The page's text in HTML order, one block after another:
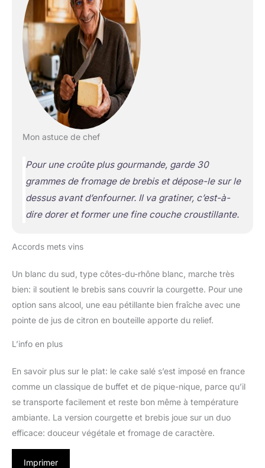
Mon astuce de chef
Pour une croûte plus gourmande, garde 30
grammes de fromage de brebis et dépose-le sur le
dessus avant d’enfourner. Il va gratiner, c’est-à-
dire dorer et former une fine couche croustillante.
Accords mets vins
Un blanc du sud, type côtes-du-rhône blanc, marche très
bien: il soutient le brebis sans couvrir la courgette. Pour une
option sans alcool, une eau pétillante bien fraîche avec une
pointe de jus de citron en bouteille apporte du relief.
L’info en plus
En savoir plus sur le plat: le cake salé s’est imposé en france
comme un classique de buffet et de pique-nique, parce qu’il
se transporte facilement et reste bon même à température
ambiante. La version courgette et brebis joue sur un duo
efficace: douceur végétale et fromage de caractère.
Imprimer